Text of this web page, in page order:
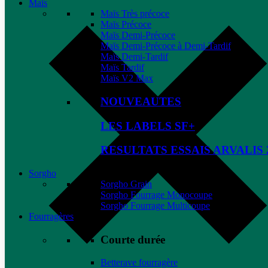
Maïs
Maïs Très précoce
Maïs Précoce
Maïs Demi-Précoce
Maïs Demi-Précoce à Demi-Tardif
Maïs Demi-Tardif
Maïs Tardif
Maïs V2 Max
NOUVEAUTES
LES LABELS SF+
RESULTATS ESSAIS ARVALIS
Sorgho
Sorgho Grain
Sorgho Fourrage Monocoupe
Sorgho Fourrage Multicoupe
Fourragères
Courte durée
Betterave fourragère